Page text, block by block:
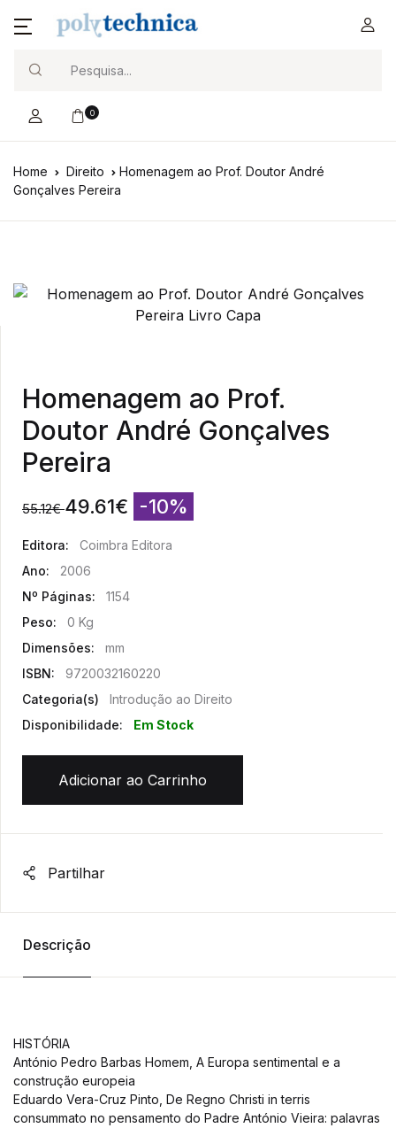
0
Home Direito
Homenagem ao Prof. Doutor André
Gonçalves Pereira
Homenagem ao Prof.
Doutor André Gonçalves
Pereira
55.12€ 49.61€ -10%
Editora:
Coimbra Editora
Ano:
2006
Nº Páginas:
1154
Peso:
0 Kg
Dimensões:
mm
ISBN:
9720032160220
Categoria(s)
Introdução ao Direito
Disponibilidade:
Em Stock
Adicionar ao Carrinho
Partilhar
Descrição
HISTÓRIA
António Pedro Barbas Homem, A Europa sentimental e a
construção europeia
Eduardo Vera-Cruz Pinto, De Regno Christi in terris
consummato no pensamento do Padre António Vieira: palavras